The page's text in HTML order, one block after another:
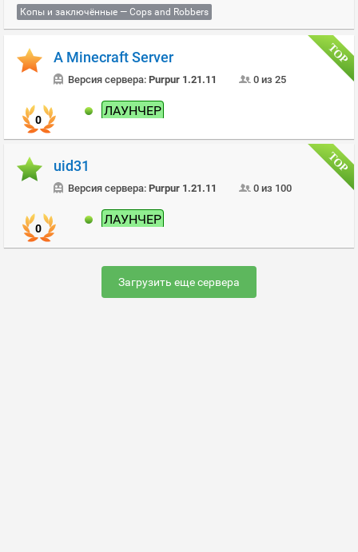
Копы и заключённые — Cops and Robbers
A Minecraft Server
Версия сервера: Purpur 1.21.11 0 из 25
0
ЛАУНЧЕР
uid31
Версия сервера: Purpur 1.21.11 0 из 100
0
ЛАУНЧЕР
Загрузить еще сервера